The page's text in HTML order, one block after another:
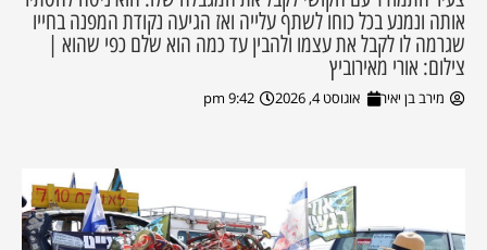
אותה ונמנע בכל כוחו לשתף עלייה ואז הגיעה נקודת המפנה בחייו
שגרמה לו לקבל את עצמו ולהבין עד כמה הוא שלם כפי שהוא |
צילום: אורי מאירוביץ
מירב בן יאיר אוגוסט 4, 2026 9:42 pm